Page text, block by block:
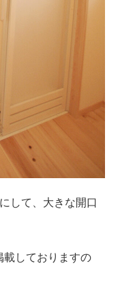
して、大きな開口
載しておりますの